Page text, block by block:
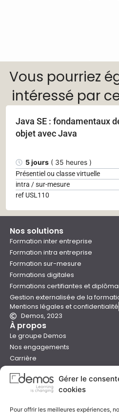
Gérer le
cookies
Pour offrir les meilleures expériences,
Vous pourriez
intéressé par
Java SE : fondamentaux
objet avec Java
5 jours ( 35 heures )
Présentiel ou classe virtuelle
intra / sur-mesure
ref USL110
Nos solutions
Formation inter entreprise
Formation intra entreprise
Formation sur-mesure
Formations digitales
Formations certifiantes et
Gestion externalisée de la
Mentions légales et confidentialité
Demos, 2023
À propos
Le groupe Demos
Nos engagements
Carrière
Presse
Catalogues
Aide